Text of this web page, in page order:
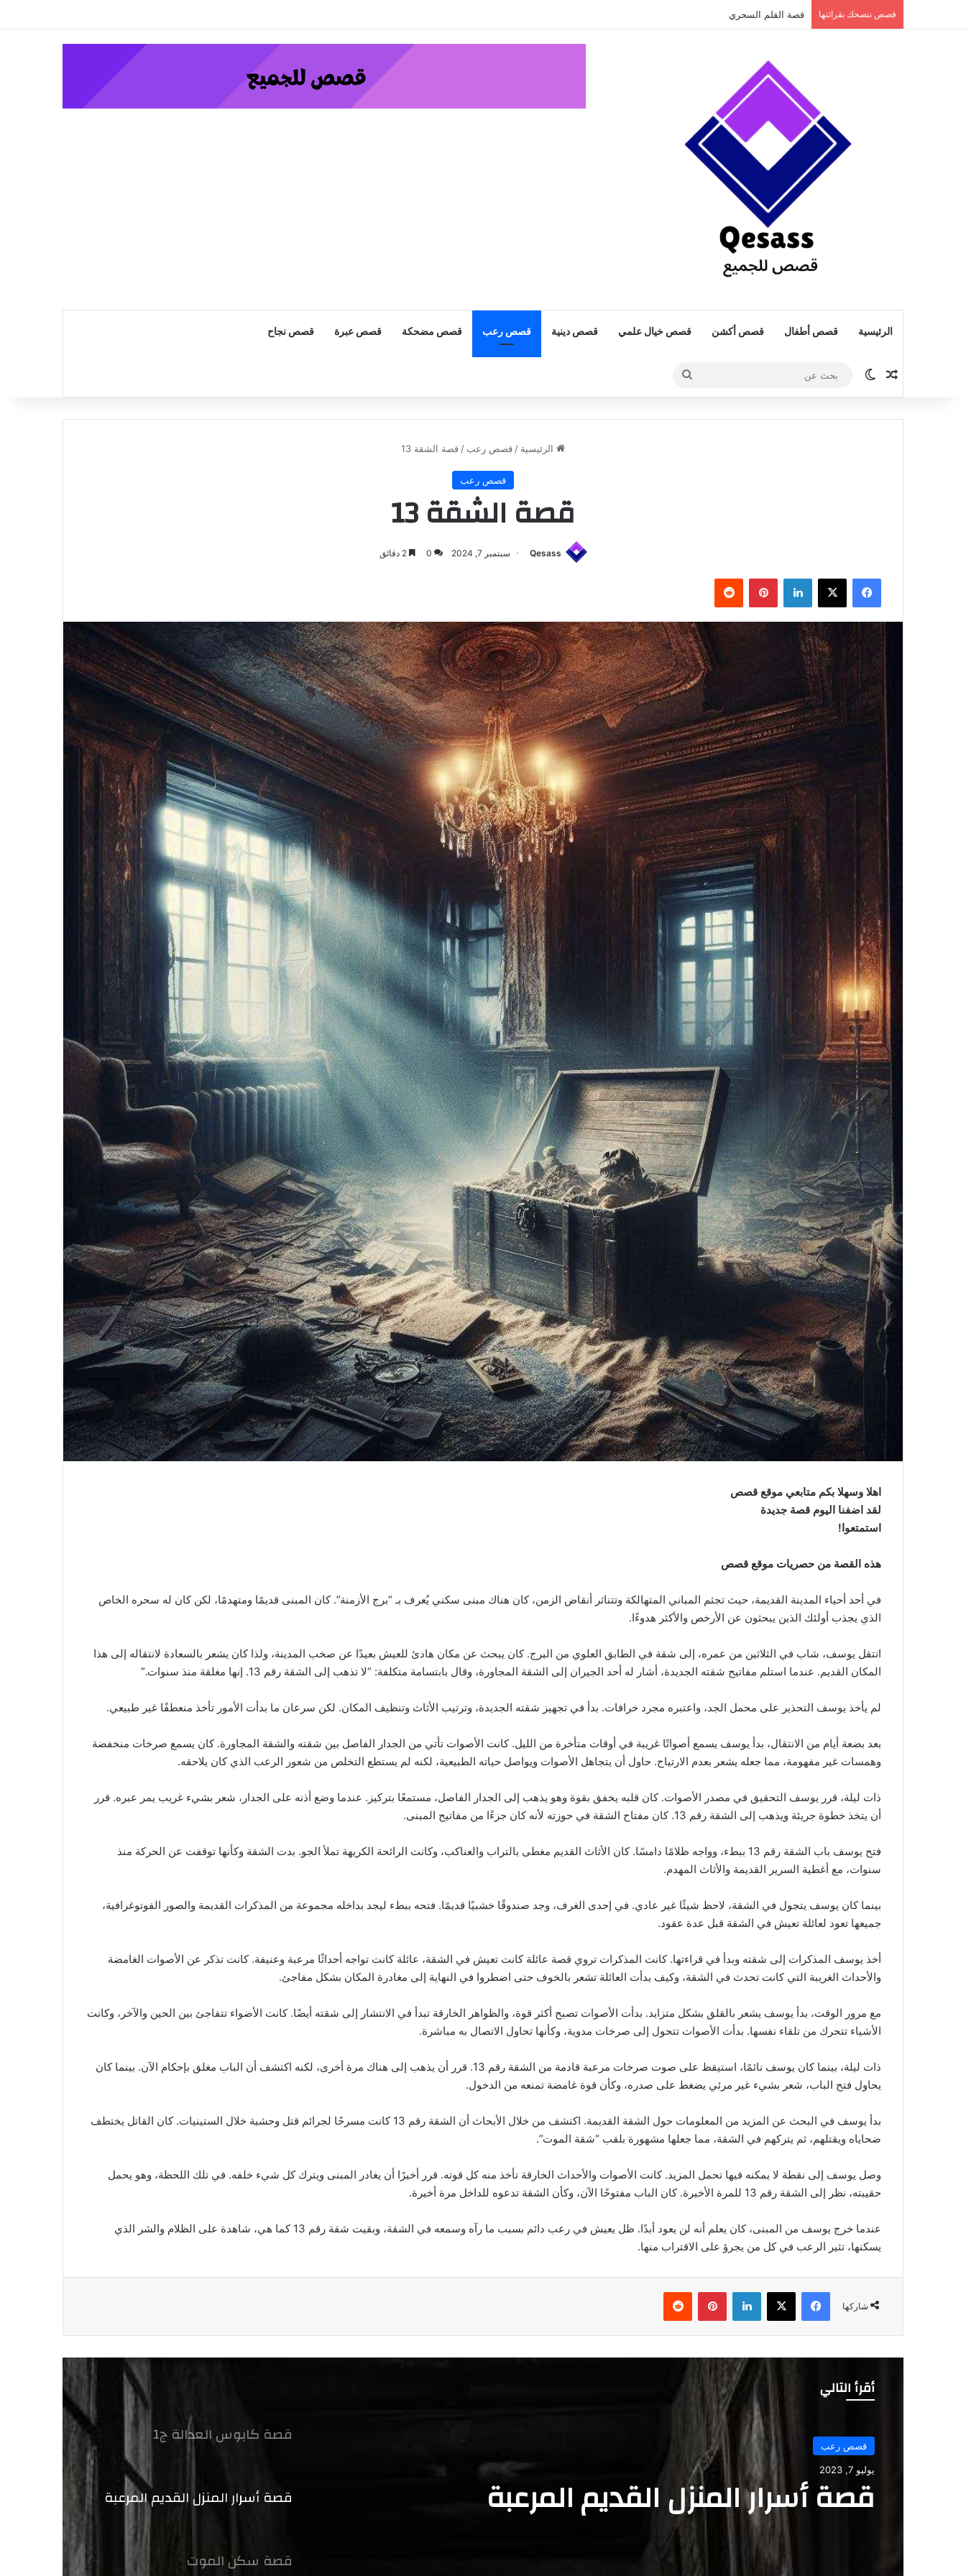
قصص ننصحك بقرائتها قصة الطفل الذي عاد من النار ج3
الرئيسية قصص أطفال قصص أكشن قصص خيال علمي قصص دينية قصص رعب قصص مضحكة قصص عبرة قصص نجاح
مقال عشوائي
الوضع المظلم
بحث
عن
الرئيسية / قصص رعب / قصة الشقة 13
قصص رعب
قصة الشقة 13
Qesass سبتمبر 7, 2024 0 2 دقائق
فيسبوك ‫X لينكدإن بينتيريست
اهلا وسهلا بكم متابعي موقع قصص
لقد اضفنا اليوم قصة جديدة
استمتعوا!
هذه القصة من حصريات موقع قصص
في أحد أحياء المدينة القديمة، حيث تجثم المباني المتهالكة وتتناثر أنقاض الزمن، كان هناك مبنى سكني يُعرف بـ “برج الأزمنة”. كان المبنى قديمًا ومتهدمًا، لكن كان له سحره الخاص
الذي يجذب أولئك الذين يبحثون عن الأرخص والأكثر هدوءًا.
انتقل يوسف، شاب في الثلاثين من عمره، إلى شقة في الطابق العلوي من البرج. كان يبحث عن مكان هادئ للعيش بعيدًا عن صخب المدينة، ولذا كان يشعر بالسعادة لانتقاله إلى هذا
المكان القديم. عندما استلم مفاتيح شقته الجديدة، أشار له أحد الجيران إلى الشقة المجاورة، وقال بابتسامة متكلفة: “لا تذهب إلى الشقة رقم 13. إنها مغلقة منذ سنوات.”
لم يأخذ يوسف التحذير على محمل الجد، واعتبره مجرد خرافات. بدأ في تجهيز شقته الجديدة، وترتيب الأثاث وتنظيف المكان. لكن سرعان ما بدأت الأمور تأخذ منعطفًا غير طبيعي.
بعد بضعة أيام من الانتقال، بدأ يوسف يسمع أصواتًا غريبة في أوقات متأخرة من الليل. كانت الأصوات تأتي من الجدار الفاصل بين شقته والشقة المجاورة. كان يسمع صرخات منخفضة
وهمسات غير مفهومة، مما جعله يشعر بعدم الارتياح. حاول أن يتجاهل الأصوات ويواصل حياته الطبيعية، لكنه لم يستطع التخلص من شعور الرعب الذي كان يلاحقه.
ذات ليلة، قرر يوسف التحقيق في مصدر الأصوات. كان قلبه يخفق بقوة وهو يذهب إلى الجدار الفاصل، مستمعًا بتركيز. عندما وضع أذنه على الجدار، شعر بشيء غريب يمر عبره. قرر
أن يتخذ خطوة جريئة ويذهب إلى الشقة رقم 13. كان مفتاح الشقة في حوزته لأنه كان جزءًا من مفاتيح المبنى.
فتح يوسف باب الشقة رقم 13 ببطء، وواجه ظلامًا دامسًا. كان الأثاث القديم مغطى بالتراب والعناكب، وكانت الرائحة الكريهة تملأ الجو. بدت الشقة وكأنها توقفت عن الحركة منذ
سنوات، مع أغطية السرير القديمة والأثاث المهدم.
بينما كان يوسف يتجول في الشقة، لاحظ شيئًا غير عادي. في إحدى الغرف، وجد صندوقًا خشبيًا قديمًا. فتحه ببطء ليجد بداخله مجموعة من المذكرات القديمة والصور الفوتوغرافية،
جميعها تعود لعائلة تعيش في الشقة قبل عدة عقود.
أخذ يوسف المذكرات إلى شقته وبدأ في قراءتها. كانت المذكرات تروي قصة عائلة كانت تعيش في الشقة، عائلة كانت تواجه أحداثًا مرعبة وعنيفة. كانت تذكر عن الأصوات الغامضة
والأحداث الغريبة التي كانت تحدث في الشقة، وكيف بدأت العائلة تشعر بالخوف حتى اضطروا في النهاية إلى مغادرة المكان بشكل مفاجئ.
مع مرور الوقت، بدأ يوسف يشعر بالقلق بشكل متزايد. بدأت الأصوات تصبح أكثر قوة، والظواهر الخارقة تبدأ في الانتشار إلى شقته أيضًا. كانت الأضواء تتفاجئ بين الحين والآخر، وكانت
الأشياء تتحرك من تلقاء نفسها. بدأت الأصوات تتحول إلى صرخات مدوية، وكأنها تحاول الاتصال به مباشرة.
ذات ليلة، بينما كان يوسف نائمًا، استيقظ على صوت صرخات مرعبة قادمة من الشقة رقم 13. قرر أن يذهب إلى هناك مرة أخرى، لكنه اكتشف أن الباب مغلق بإحكام الآن. بينما كان
يحاول فتح الباب، شعر بشيء غير مرئي يضغط على صدره، وكأن قوة غامضة تمنعه من الدخول.
بدأ يوسف في البحث عن المزيد من المعلومات حول الشقة القديمة. اكتشف من خلال الأبحاث أن الشقة رقم 13 كانت مسرحًا لجرائم قتل وحشية خلال الستينيات. كان القاتل يختطف
ضحاياه ويقتلهم، ثم يتركهم في الشقة، مما جعلها مشهورة بلقب “شقة الموت”.
وصل يوسف إلى نقطة لا يمكنه فيها تحمل المزيد. كانت الأصوات والأحداث الخارقة تأخذ منه كل قوته. قرر أخيرًا أن يغادر المبنى ويترك كل شيء خلفه. في تلك اللحظة، وهو يحمل
حقيبته، نظر إلى الشقة رقم 13 للمرة الأخيرة. كان الباب مفتوحًا الآن، وكأن الشقة تدعوه للداخل مرة أخيرة.
عندما خرج يوسف من المبنى، كان يعلم أنه لن يعود أبدًا. ظل يعيش في رعب دائم بسبب ما رآه وسمعه في الشقة، وبقيت شقة رقم 13 كما هي، شاهدة على الظلام والشر الذي
يسكنها، تثير الرعب في كل من يجرؤ على الاقتراب منها.
شاركها
فيسبوك ‫X لينكدإن بينتيريست
أقرأ التالي
قصص رعب
يوليو 7, 2023
قصص رعب
نوفمبر 8, 2024
قصة سكن الموت
قصة كابوس العدالة ج1
قصة أسرار المنزل القديم المرعبة
قصة سكن الموت